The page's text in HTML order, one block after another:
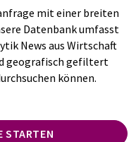
mit einer breiten
Datenbank umfasst
News aus Wirtschaft
geografisch gefiltert
können.
STARTEN